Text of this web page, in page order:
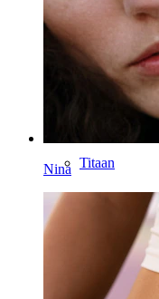
Nina
Hobuseraua
Rõngas
Töövahendid
Kaardus
Titaan